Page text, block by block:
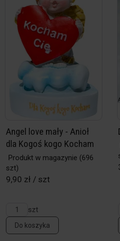
Angel love mały - Anioł
dla Kogoś kogo Kocham
Produkt w magazynie (696
szt)
9,90 zł / szt
szt
Do koszyka